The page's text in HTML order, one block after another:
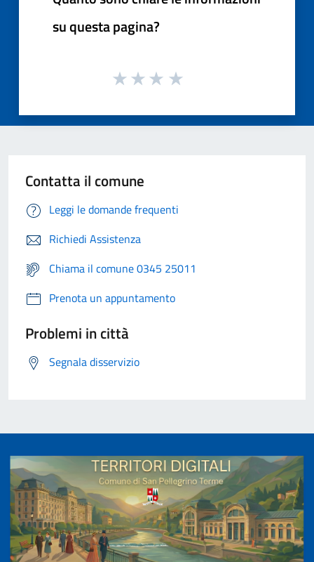
su questa pagina?
Contatta il comune
Leggi le domande frequenti
Richiedi Assistenza
Chiama il comune 0345 25011
Prenota un appuntamento
Problemi in città
Segnala disservizio